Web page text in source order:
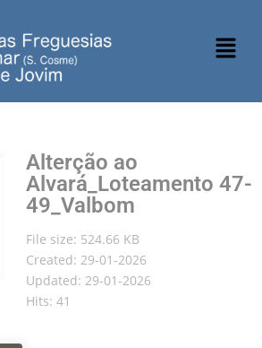
Alterção ao
Alvará_Loteamento 47-
49_Valbom
File size: 524.66 KB
Created: 29-01-2026
Updated: 29-01-2026
Hits: 41